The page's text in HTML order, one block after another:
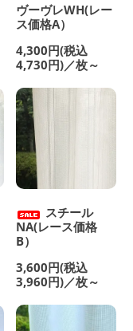
ヴーヴレWH(レー
ス価格A）
4,300円(税込
4,730円)／枚～
スチール
NA(レース価格
B）
3,600円(税込
3,960円)／枚～